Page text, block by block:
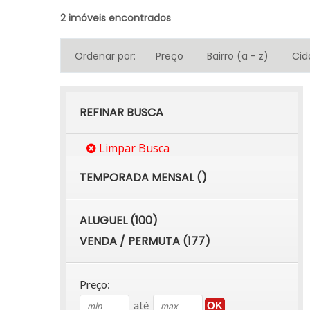
2 imóveis encontrados
Ordenar por: Preço Bairro (a - z)
REFINAR BUSCA
Limpar Busca
TEMPORADA MENSAL ()
ALUGUEL (100)
VENDA / PERMUTA (177)
Preço:
até